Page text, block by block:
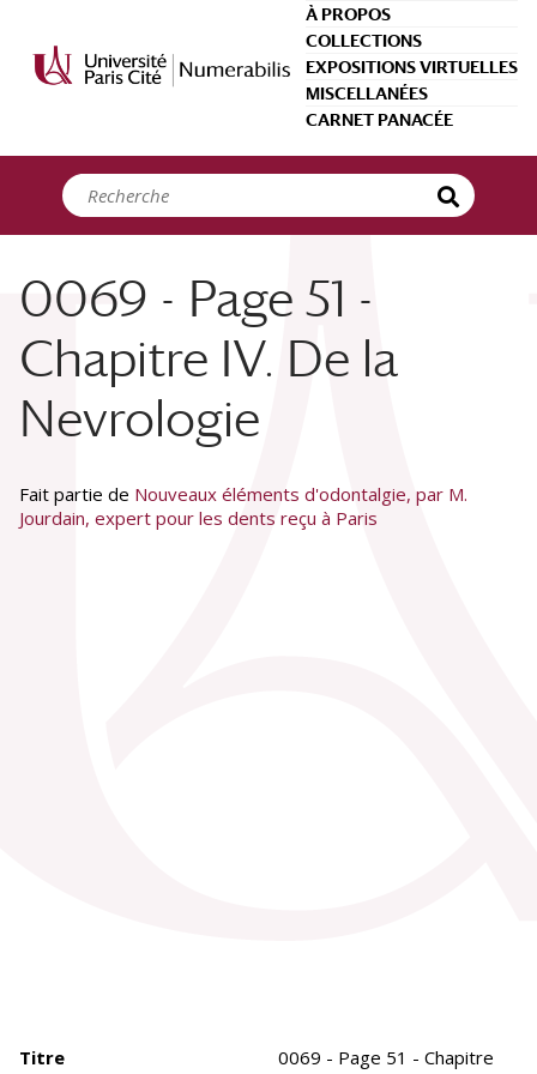
À PROPOS
COLLECTIONS
EXPOSITIONS VIRTUELLES
MISCELLANÉES
CARNET PANACÉE
0069 - Page 51 -
Chapitre IV. De la
Nevrologie
Fait partie de Nouveaux éléments d'odontalgie, par M.
Jourdain, expert pour les dents reçu à Paris
Titre
0069 - Page 51 - Chapitre